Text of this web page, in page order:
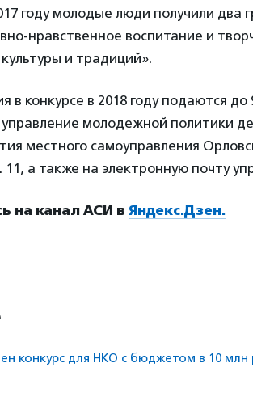
году молодые люди получили два
нравственное воспитание и
и традиций».
в конкурсе в 2018 году подаются до
молодежной политики
местного самоуправления
11, а также на электронную почту
на канал АСИ в Яндекс.Дзен.
конкурс для НКО с бюджетом в 10 млн